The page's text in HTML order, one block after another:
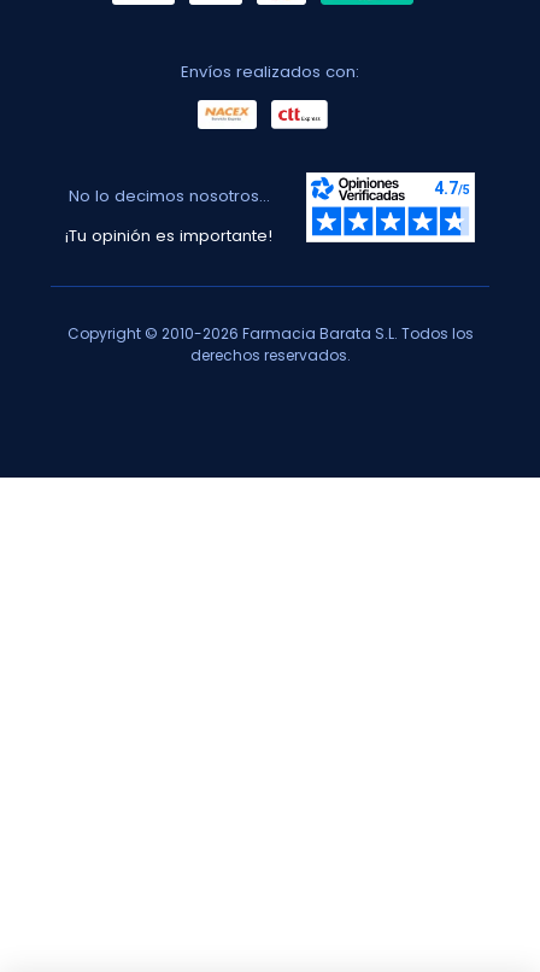
Envíos realizados con:
No lo decimos nosotros...
¡Tu opinión es importante!
Copyright © 2010-2026 Farmacia Barata S.L. Todos los
derechos reservados.